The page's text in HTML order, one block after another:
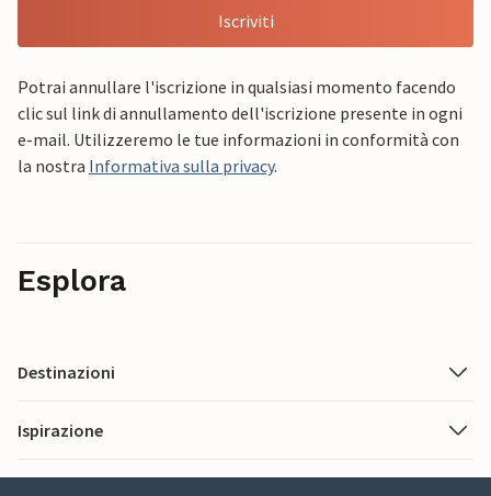
Iscriviti
Potrai annullare l'iscrizione in qualsiasi momento facendo
clic sul link di annullamento dell'iscrizione presente in ogni
e-mail. Utilizzeremo le tue informazioni in conformità con
la nostra Informativa sulla privacy.
Esplora
Destinazioni
Ispirazione